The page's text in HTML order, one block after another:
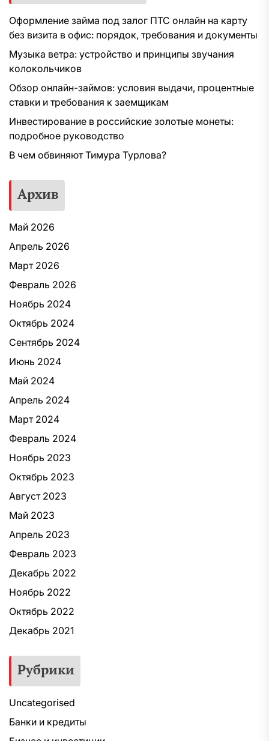
Оформление займа под залог ПТС онлайн на карту
без визита в офис: порядок, требования и документы
Музыка ветра: устройство и принципы звучания
колокольчиков
Обзор онлайн-займов: условия выдачи, процентные
ставки и требования к заемщикам
Инвестирование в российские золотые монеты:
подробное руководство
В чем обвиняют Тимура Турлова?
Архив
Май 2026
Апрель 2026
Март 2026
Февраль 2026
Ноябрь 2024
Октябрь 2024
Сентябрь 2024
Июнь 2024
Май 2024
Апрель 2024
Март 2024
Февраль 2024
Ноябрь 2023
Октябрь 2023
Август 2023
Май 2023
Апрель 2023
Февраль 2023
Декабрь 2022
Ноябрь 2022
Октябрь 2022
Декабрь 2021
Рубрики
Uncategorised
Банки и кредиты